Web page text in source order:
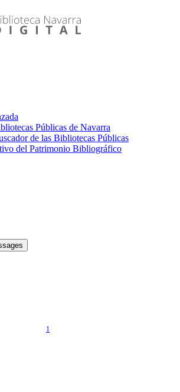
Públicas de Navarra
de las Bibliotecas Públicas
del Patrimonio Bibliográfico
1